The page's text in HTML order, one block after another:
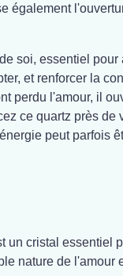
également
soi, essentiel
et renforcer la
perdu l'amour, il
ce quartz près
peut parfois
un cristal essentiel
nature de l'amour